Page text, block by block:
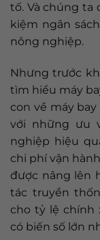
tố. Và chúng
kiệm ngân
nông nghiệp.
Nhưng trước
tìm hiểu máy
con về máy
với những ưu
nghiệp hiệu
chi phí vận
được nâng lên
tác truyền
cho tỷ lệ chính
có biến số lớn